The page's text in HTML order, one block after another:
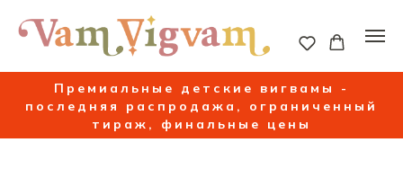
Премиальные детские вигвамы -
последняя распродажа, ограниченный
тираж, финальные цены